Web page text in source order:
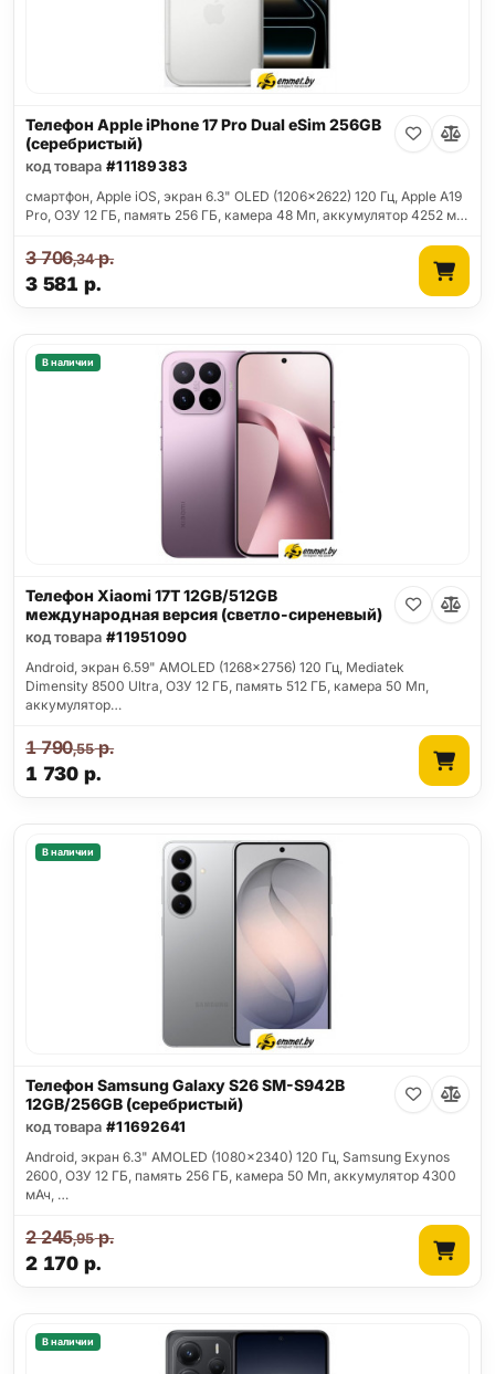
Телефон Apple iPhone 17 Pro Dual eSim 256GB
(серебристый)
код товара #11189383
смартфон, Apple iOS, экран 6.3" OLED (1206x2622) 120 Гц, Apple A19
Pro, ОЗУ 12 ГБ, память 256 ГБ, камера 48 Мп, аккумулятор 4252 м…
3 581 р.
3 706,34р.
В наличии
Телефон Xiaomi 17T 12GB/512GB
международная версия (светло-сиреневый)
код товара #11951090
Android, экран 6.59" AMOLED (1268x2756) 120 Гц, Mediatek
Dimensity 8500 Ultra, ОЗУ 12 ГБ, память 512 ГБ, камера 50 Мп,
аккумулятор…
1 730 р.
1 790,55р.
В наличии
Телефон Samsung Galaxy S26 SM-S942B
12GB/256GB (серебристый)
код товара #11692641
Android, экран 6.3" AMOLED (1080x2340) 120 Гц, Samsung Exynos
2600, ОЗУ 12 ГБ, память 256 ГБ, камера 50 Мп, аккумулятор 4300
мАч, …
2 170 р.
2 245,95р.
В наличии